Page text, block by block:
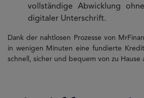
vollständige Abwicklung
digitaler Unterschrift.
Dank der nahtlosen Prozesse von
in wenigen Minuten eine fundierte
schnell, sicher und bequem von zu Hause